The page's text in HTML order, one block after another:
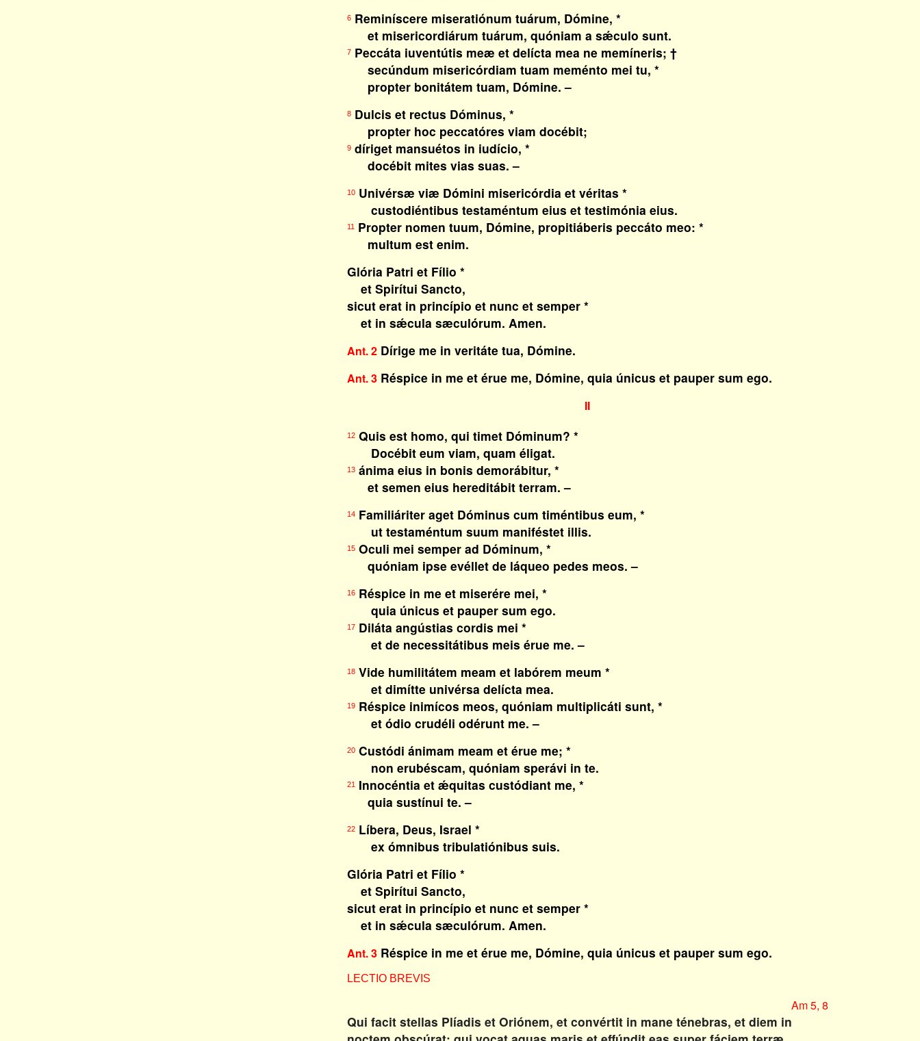
6 Reminíscere miseratiónum tuárum, Dómine, *
et misericordiárum tuárum, quóniam a sǽculo sunt.
7 Peccáta iuventútis meæ et delícta mea ne memíneris; †
secúndum misericórdiam tuam meménto mei tu, *
propter bonitátem tuam, Dómine. –
8 Dulcis et rectus Dóminus, *
propter hoc peccatóres viam docébit;
9 díriget mansuétos in iudício, *
docébit mites vias suas. –
10 Univérsæ viæ Dómini misericórdia et véritas *
custodiéntibus testaméntum eius et testimónia eius.
11
Propter nomen tuum, Dómine, propitiáberis peccáto meo: *
multum est enim.
Glória Patri et Fílio *
et Spirítui Sancto,
sicut erat in princípio et nunc et semper *
et in sǽcula sæculórum. Amen.
Ant. 2 Dírige me in veritáte tua, Dómine.
Ant. 3 Réspice in me et érue me, Dómine, quia únicus et pauper sum ego.
II
12 Quis est homo, qui timet Dóminum? *
Docébit eum viam, quam éligat.
13 ánima eius in bonis demorábitur, *
et semen eius hereditábit terram. –
14 Familiáriter aget Dóminus cum timéntibus eum, *
ut testaméntum suum maniféstet illis.
15 Oculi mei semper ad Dóminum, *
quóniam ipse evéllet de láqueo pedes meos. –
16 Réspice in me et miserére mei, *
quia únicus et pauper sum ego.
17 Diláta angústias cordis mei *
et de necessitátibus meis érue me. –
18 Vide humilitátem meam et labórem meum *
et dimítte univérsa delícta mea.
19 Réspice inimícos meos, quóniam multiplicáti sunt, *
et ódio crudéli odérunt me. –
20 Custódi ánimam meam et érue me; *
non erubéscam, quóniam sperávi in te.
21
Innocéntia et ǽquitas custódiant me, *
quia sustínui te. –
22 Líbera, Deus, Israel *
ex ómnibus tribulatiónibus suis.
Glória Patri et Fílio *
et Spirítui Sancto,
sicut erat in princípio et nunc et semper *
et in sǽcula sæculórum. Amen.
Ant. 3 Réspice in me et érue me, Dómine, quia únicus et pauper sum ego.
LECTIO BREVIS
Am 5, 8
Qui facit stellas Plíadis et Oriónem, et convértit in mane ténebras, et diem in